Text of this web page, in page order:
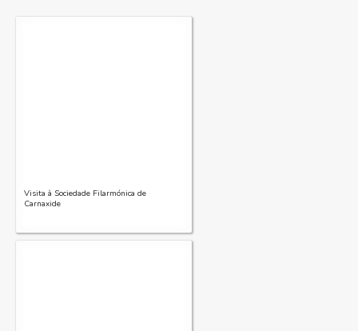
Visita à Sociedade Filarmónica de
Carnaxide